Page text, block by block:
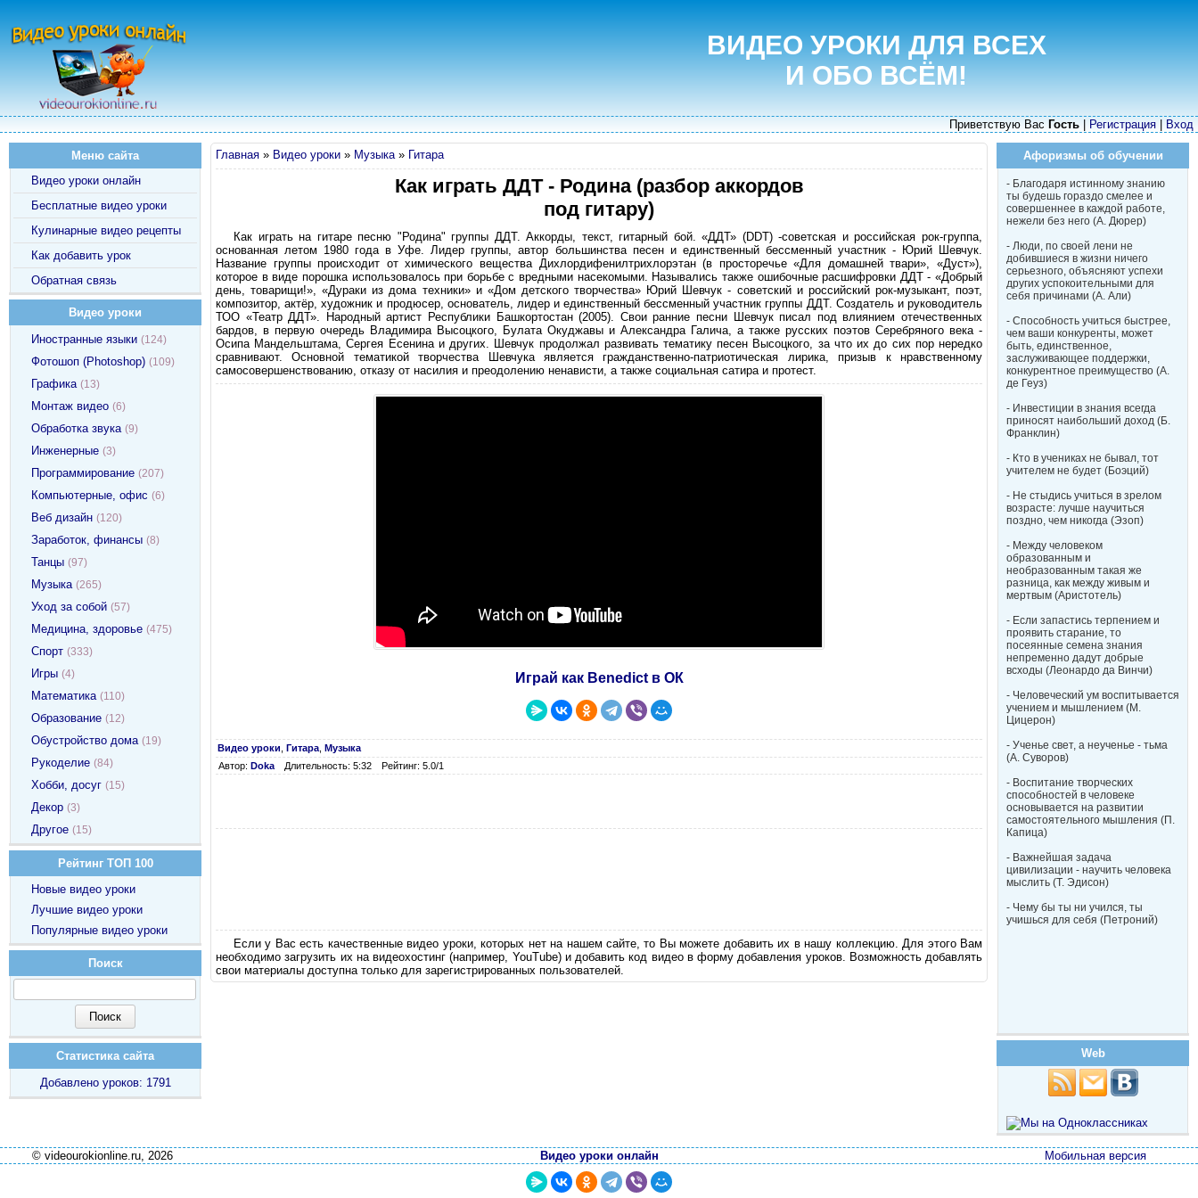
ВИДЕО УРОКИ ДЛЯ ВСЕХ
И ОБО ВСЁМ!
Приветствую Вас Гость Регистрация Вход
Главная » Видео уроки » Музыка» Гитара
Как играть ДДТ - Родина (разбор аккордов
под гитару)
Как играть на гитаре песню "Родина" группы ДДТ. Аккорды, текст, гитарный бой. «ДДТ» (DDT) -советская и российская рок-группа,
основанная летом 1980 года в Уфе. Лидер группы, автор большинства песен и единственный бессменный участник - Юрий Шевчук.
Название группы происходит от химического вещества Дихлордифенилтрихлорэтан (в просторечье «Для домашней твари», «Дуст»),
которое в виде порошка использовалось при борьбе с вредными насекомыми. Назывались также ошибочные расшифровки ДДТ - «Добрый
день, товарищи!», «Дураки из дома техники» и «Дом детского творчества» Юрий Шевчук - советский и российский рок-музыкант, поэт,
композитор, актёр, художник и продюсер, основатель, лидер и единственный бессменный участник группы ДДТ. Создатель и руководитель
ТОО «Театр ДДТ». Народный артист Республики Башкортостан (2005). Свои ранние песни Шевчук писал под влиянием отечественных
бардов, в первую очередь Владимира Высоцкого, Булата Окуджавы и Александра Галича, а также русских поэтов Серебряного века -
Осипа Мандельштама, Сергея Есенина и других. Шевчук продолжал развивать тематику песен Высоцкого, за что их до сих пор нередко
сравнивают. Основной тематикой творчества Шевчука является гражданственно-патриотическая лирика, призыв к нравственному
самосовершенствованию, отказу от насилия и преодолению ненависти, а также социальная сатира и протест.
Играй как Benedict в ОК
Видео уроки Гитара Музыка
Автор: Doka Длительность: 5:32 Рейтинг: 5.0/1
Если у Вас есть качественные видео уроки, которых нет на нашем сайте, то Вы можете добавить их в нашу коллекцию. Для этого Вам
необходимо загрузить их на видеохостинг (например, YouTube) и добавить код видео в форму добавления уроков. Возможность добавлять
свои материалы доступна только для зарегистрированных пользователей.
Меню сайта
Видео уроки онлайн
Бесплатные видео уроки
Кулинарные видео рецепты
Как добавить урок
Обратная связь
Видео уроки
Иностранные языки (124)
Фотошоп (Photoshop) (109)
Графика (13)
Монтаж видео (6)
Обработка звука (9)
Инженерные (3)
Программирование (207)
Компьютерные, офис (6)
Веб дизайн (120)
Заработок, финансы (8)
Танцы (97)
Музыка (265)
Уход за собой (57)
Медицина, здоровье (475)
Спорт (333)
Игры (4)
Математика (110)
Образование (12)
Обустройство дома (19)
Рукоделие (84)
Хобби, досуг (15)
Декор (3)
Другое (15)
Рейтинг ТОП 100
Новые видео уроки
Лучшие видео уроки
Популярные видео уроки
Поиск
Статистика сайта
Добавлено уроков: 1791
Афоризмы об обучении
- Благодаря истинному знанию
ты будешь гораздо смелее и
совершеннее в каждой работе,
нежели без него (А. Дюрер)
- Люди, по своей лени не
добившиеся в жизни ничего
серьезного, объясняют успехи
других успокоительными для
себя причинами (А. Али)
- Способность учиться быстрее,
чем ваши конкуренты, может
быть, единственное,
заслуживающее поддержки,
конкурентное преимущество (А.
де Геуз)
- Инвестиции в знания всегда
приносят наибольший доход (Б.
Франклин)
- Кто в учениках не бывал, тот
учителем не будет (Боэций)
- Не стыдись учиться в зрелом
возрасте: лучше научиться
поздно, чем никогда (Эзоп)
- Между человеком
образованным и
необразованным такая же
разница, как между живым и
мертвым (Аристотель)
- Если запастись терпением и
проявить старание, то
посеянные семена знания
непременно дадут добрые
всходы (Леонардо да Винчи)
- Человеческий ум воспитывается
учением и мышлением (М.
Цицерон)
- Ученье свет, а неученье - тьма
(А. Суворов)
- Воспитание творческих
способностей в человеке
основывается на развитии
самостоятельного мышления (П.
Капица)
- Важнейшая задача
цивилизации - научить человека
мыслить (Т. Эдисон)
- Чему бы ты ни учился, ты
учишься для себя (Петроний)
Web
© videourokionline.ru, 2026 Мобильная версия
Видео уроки онлайн